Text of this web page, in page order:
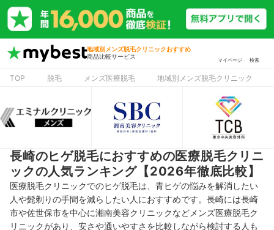
地域別メンズ脱毛クリニックおすすめ
商品比較サービス
マイページ 検索
TOP 脱毛 メンズ医療脱毛 地域別メンズ脱毛クリニック
長崎のヒゲ脱毛におすすめの医療脱毛クリニ
ックの人気ランキング【2026年徹底比較】
医療脱毛クリニックでのヒゲ脱毛は、青ヒゲの悩みを解消したい
人や髭剃りの手間を減らしたい人におすすめです。長崎には長崎
市や佐世保市を中心に湘南美容クリニックなどメンズ医療脱毛ク
リニックがあり、安さや通いやすさを比較しながら検討する人も